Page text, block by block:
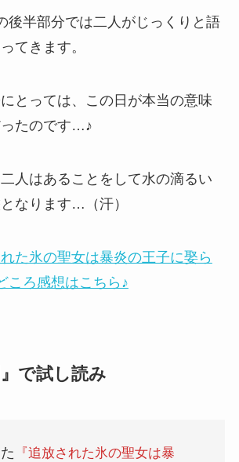
後半部分では二人がじっくりと語
てきます。
とっては、この日が本当の意味
たのです…♪
人はあることをして水の滴るい
なります…（汗）
た氷の聖女は暴炎の王子に娶ら
ころ感想はこちら♪
で試し読み
『 追放された氷の聖女は暴